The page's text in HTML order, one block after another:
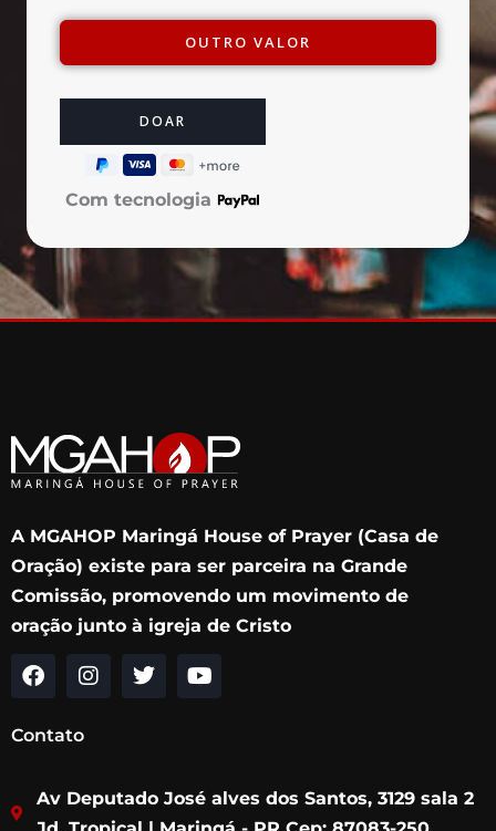
OUTRO VALOR
Com tecnologia
A MGAHOP Maringá House of Prayer (Casa de
Oração) existe para ser parceira na Grande
Comissão, promovendo um movimento de
oração junto à igreja de Cristo
F
c
o
o
I
g
r
T
e
r
Y
b
e
Contato
Av Deputado José alves dos Santos, 3129 sala 2